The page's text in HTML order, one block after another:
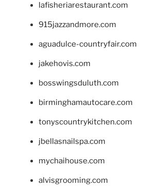
lafisheriarestaurant.com
915jazzandmore.com
aguadulce-countryfair.com
jakehovis.com
bosswingsduluth.com
birminghamautocare.com
tonyscountrykitchen.com
jbellasnailspa.com
mychaihouse.com
alvisgrooming.com